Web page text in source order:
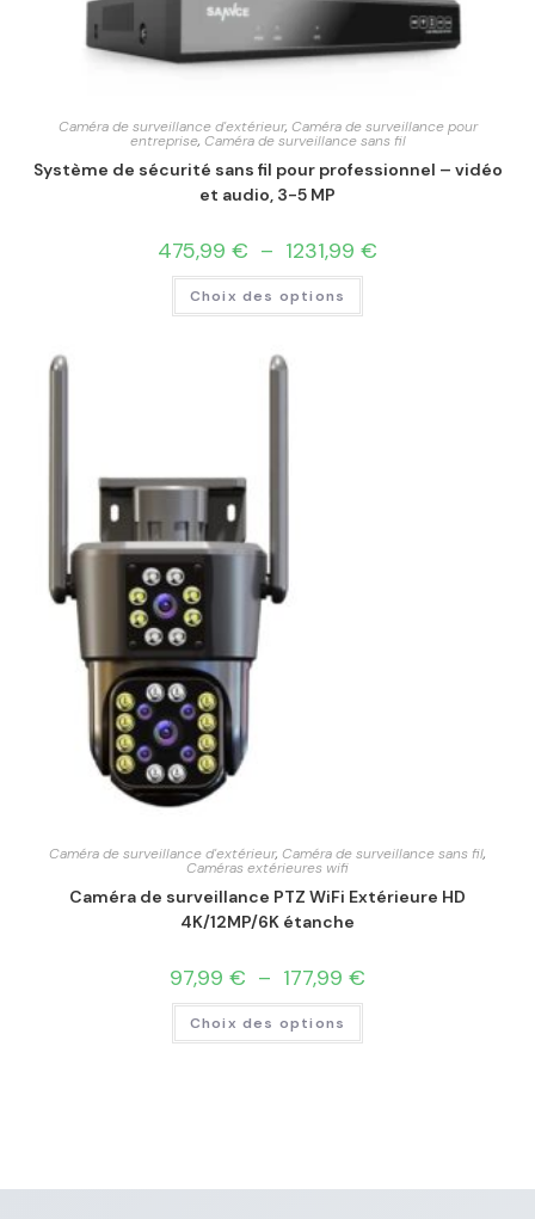
Caméra de surveillance d'extérieur, Caméra de surveillance pour
entreprise, Caméra de surveillance sans fil
Système de sécurité sans fil pour professionnel – vidéo
et audio, 3-5 MP
475,99 € – 1231,99 €
Choix des options
Caméra de surveillance d'extérieur, Caméra de surveillance sans fil,
Caméras extérieures wifi
Caméra de surveillance PTZ WiFi Extérieure HD
4K/12MP/6K étanche
97,99 € – 177,99 €
Choix des options